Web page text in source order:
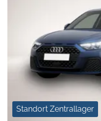
Standort Zentrallager